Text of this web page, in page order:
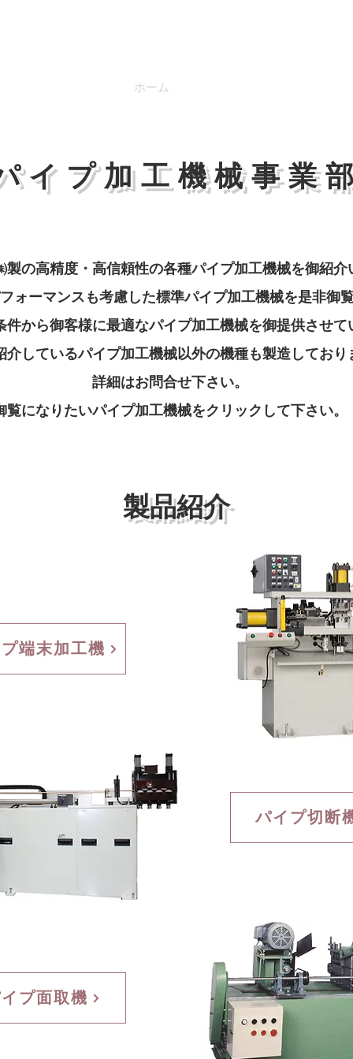
ホーム
イプ加工機械事業
製の高精度・高信頼性の各種パイプ加工機械を御紹介
ォーマンスも考慮した標準パイプ加工機械を是非御
件から御客様に最適なパイプ加工機械を御提供させて
介しているパイプ加工機械以外の機種も製造しており
詳細はお問合せ下さい。
覧になりたいパイプ加工機械をクリックして下さい。
製品紹介
端末加工機
プ面取機
パイプ切断